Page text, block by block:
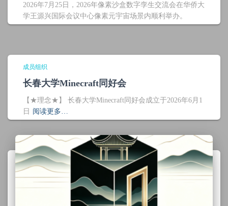
2026年7月25日，2026年像素沙盒数字孪生交流会在华侨大
学王源兴国际会议中心像素元宇宙场景内顺利举办。
成员组织
长春大学Minecraft同好会
【★理念★】 长春大学Minecraft同好会成立于2026年6月1
日 阅读更多…